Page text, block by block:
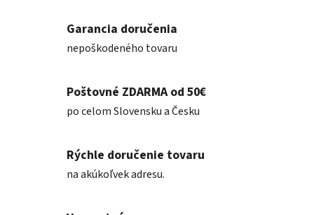
Garancia doručenia
nepoškodeného tovaru
Poštovné ZDARMA od 50€
po celom Slovensku a Česku
Rýchle doručenie tovaru
na akúkoľvek adresu.